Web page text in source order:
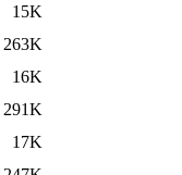
15K
263K
16K
291K
17K